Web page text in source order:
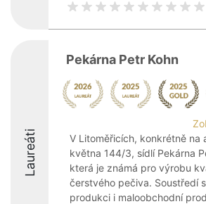
Laureáti
Pekárna Petr Kohn
V Litoměřicích, konkrétně na
května 144/3, sídlí Pekárna
která je známá pro výrobu
čerstvého pečiva. Soustředí
produkci i maloobchodní